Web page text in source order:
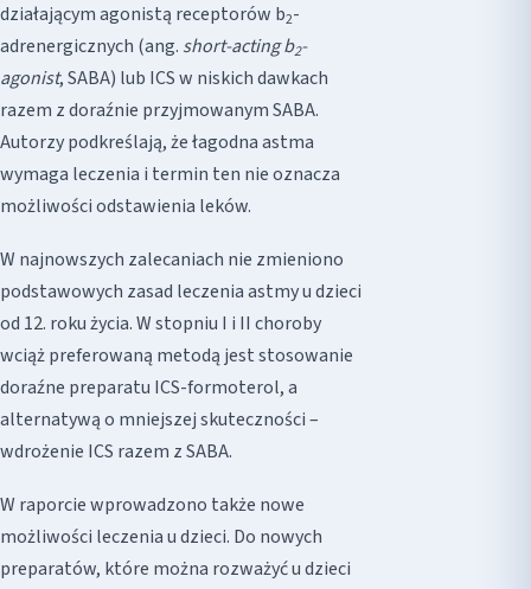
działającym agonistą receptorów b2-
adrenergicznych (ang. short-actingb2-
agonist, SABA) lub ICS w niskich dawkach
razem z doraźnie przyjmowanym SABA.
Autorzy podkreślają, że łagodna astma
wymaga leczenia i termin ten nie oznacza
możliwości odstawienia leków.
W najnowszych zalecaniach nie zmieniono
podstawowych zasad leczenia astmy u dzieci
od 12. roku życia. W stopniu I i II choroby
wciąż preferowaną metodą jest stosowanie
doraźne preparatu ICS-formoterol, a
alternatywą o mniejszej skuteczności –
wdrożenie ICS razem z SABA.
W raporcie wprowadzono także nowe
możliwości leczenia u dzieci. Do nowych
preparatów, które można rozważyć u dzieci